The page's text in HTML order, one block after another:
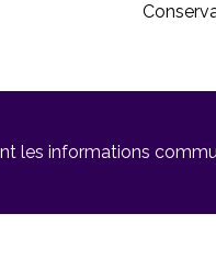
les informations